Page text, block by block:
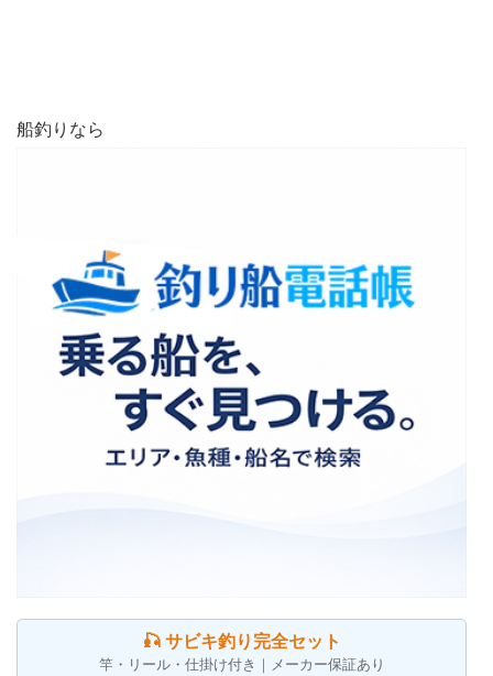
船釣りなら
🎣 サビキ釣り完全セット
竿・リール・仕掛け付き｜メーカー保証あり